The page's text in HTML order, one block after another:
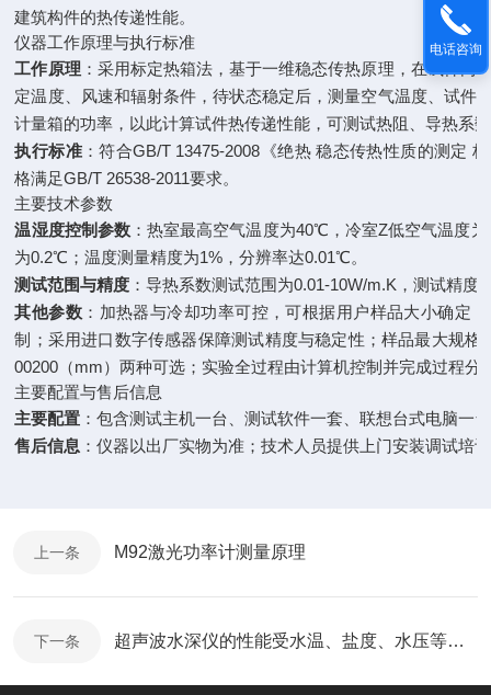
建筑构件的热传递性能。
仪器工作原理与执行标准
工作原理：采用标定热箱法，基于一维稳态传热原理，在试件两
定温度、风速和辐射条件，待状态稳定后，测量空气温度、试件
计量箱的功率，以此计算试件热传递性能，可测试热阻、导热系
执行标准：符合GB/T 13475-2008《绝热 稳态传热性质的测定
格满足GB/T 26538-2011要求。
主要技术参数
温湿度控制参数：热室最高空气温度为40℃，冷室Z低空气温度
为0.2℃；温度测量精度为1%，分辨率达0.01℃。
测试范围与精度 ：导热系数测试范围为0.01-10W/m.K，测试精度
其他参数 ：加热器与冷却功率可控，可根据用户样品大小确定
制；采用进口数字传感器保障测试精度与稳定性；样品最大规格
00200（mm）两种可选；实验全过程由计算机控制并完成过程分
主要配置与售后信息
主要配置 ：包含测试主机一台、测试软件一套、联想台式电脑一
售后信息 ：仪器以出厂实物为准；技术人员提供上门安装调试培
上一条 M92激光功率计测量原理
下一条 超声波水深仪的性能受水温、盐度、水压等多因素的影响
电话咨询